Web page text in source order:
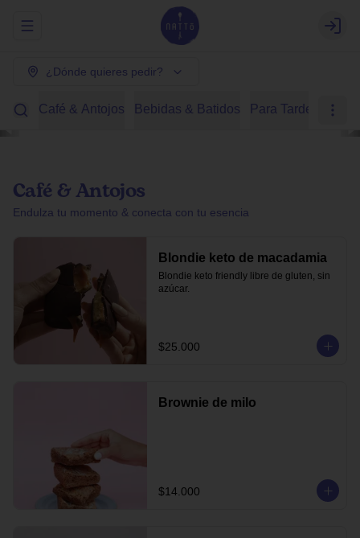
Abrir menu de navegación Login
¿Dónde quieres pedir?
Café & Antojos Bebidas & Batidos Para Tardear
Café & Antojos
Endulza tu momento & conecta con tu esencia
Blondie keto de macadamia
Blondie keto friendly libre de gluten, sin
azúcar.
$25.000
Brownie de milo
$14.000